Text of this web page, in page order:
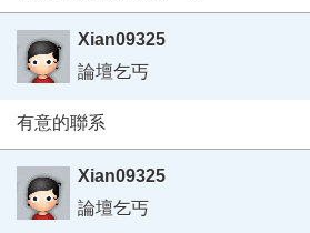
Xian09325
論壇乞丐
有意的聯系
Xian09325
論壇乞丐